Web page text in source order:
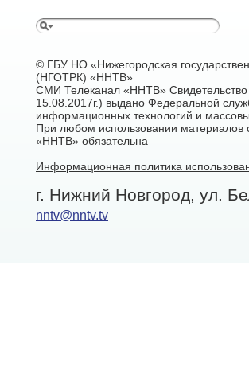
© ГБУ НО «Нижегородская
(НГОТРК) «ННТВ»
СМИ Телеканал «ННТВ»
15.08.2017г.) выдано Федеральной
информационных технологий и
При любом использовании материалов
«ННТВ» обязательна
Информационная политика
г. Нижний Новгород, ул.
nntv@nntv.tv